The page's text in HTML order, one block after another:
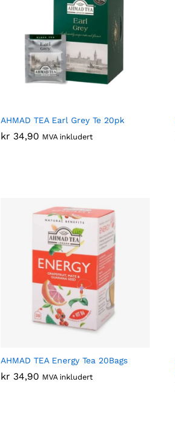
AHMAD TEA Earl Grey Te 20pk
kr 34,90 MVA inkludert
kr 34,90
AHMAD TEA Energy Tea 20Bags
kr 34,90 MVA inkludert
kr 34,90